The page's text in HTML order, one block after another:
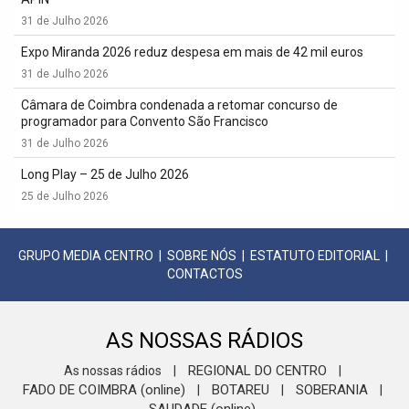
31 de Julho 2026
Expo Miranda 2026 reduz despesa em mais de 42 mil euros
31 de Julho 2026
Câmara de Coimbra condenada a retomar concurso de
programador para Convento São Francisco
31 de Julho 2026
Long Play – 25 de Julho 2026
25 de Julho 2026
GRUPO MEDIA CENTRO | SOBRE NÓS | ESTATUTO EDITORIAL
|
CONTACTOS
AS NOSSAS RÁDIOS
As nossas rádios | REGIONAL DO CENTRO |
FADO DE COIMBRA (online) | BOTAREU | SOBERANIA |